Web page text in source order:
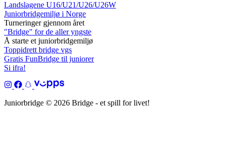
Landslagene U16/U21/U26/U26W
Juniorbridgemiljø i Norge
Turneringer gjennom året
"Bridge" for de aller yngste
Å starte et juniorbridgemiljø
Toppidrett bridge vgs
Gratis FunBridge til juniorer
Si ifra!
Juniorbridge © 2026 Bridge - et spill for livet!